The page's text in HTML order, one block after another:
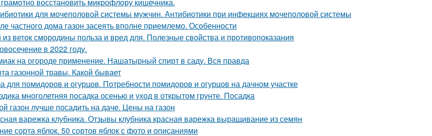
для мочеполовой системы мужчин. Антибиотики при инфекциях мочеполовой системы
частного дома газон засеять вполне приемлемо. Особенности
из веток смородины польза и вред для. Полезные свойства и противопоказания
в 2022 году.
на огороде применение. Нашатырный спирт в саду. Вся правда
газонной травы. Какой бывает
для помидоров и огурцов. Потребности помидоров и огурцов на дачном участке
многолетняя посадка осенью и уход в открытом грунте. Посадка
газон лучше посадить на даче. Цены на газон
варежка клубника. Отзывы клубника красная варежка выращивание из семян
сорта яблок. 50 сортов яблок с фото и описаниями